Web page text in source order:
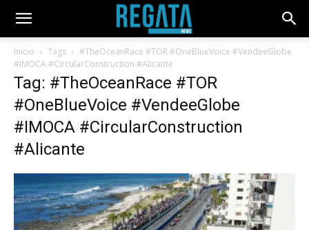
Início Tags
#TheOceanRace #TOR #OneBlueVoice #VendeeGlobe
#IMOCA #CircularConstruction #Alicante
Tag: #TheOceanRace #TOR
#OneBlueVoice #VendeeGlobe
#IMOCA #CircularConstruction
#Alicante